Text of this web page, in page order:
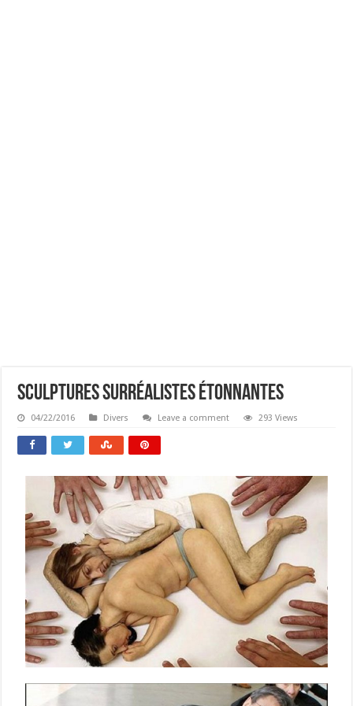
Sculptures Surréalistes étonnantes
04/22/2016 Divers Leave a comment 293 Views